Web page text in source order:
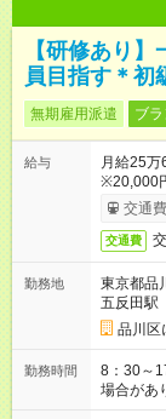
【研修あり
員目指す＊初
無期雇用派遣 ブ
給与
月給25万
※20,000
て加給
円の継続
交通
交通費
勤務地
東京都品
五反田駅
品川区
勤務時間
8：30～
場合があります。 ◎フレックス勤
す。 ◎今